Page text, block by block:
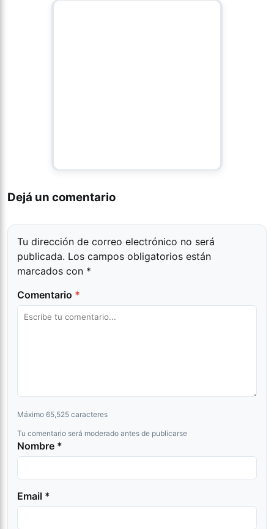
Dejá un comentario
Tu dirección de correo electrónico no será
publicada. Los campos obligatorios están
marcados con *
Comentario *
Máximo 65,525 caracteres
Tu comentario será moderado antes de publicarse
Nombre *
Email *